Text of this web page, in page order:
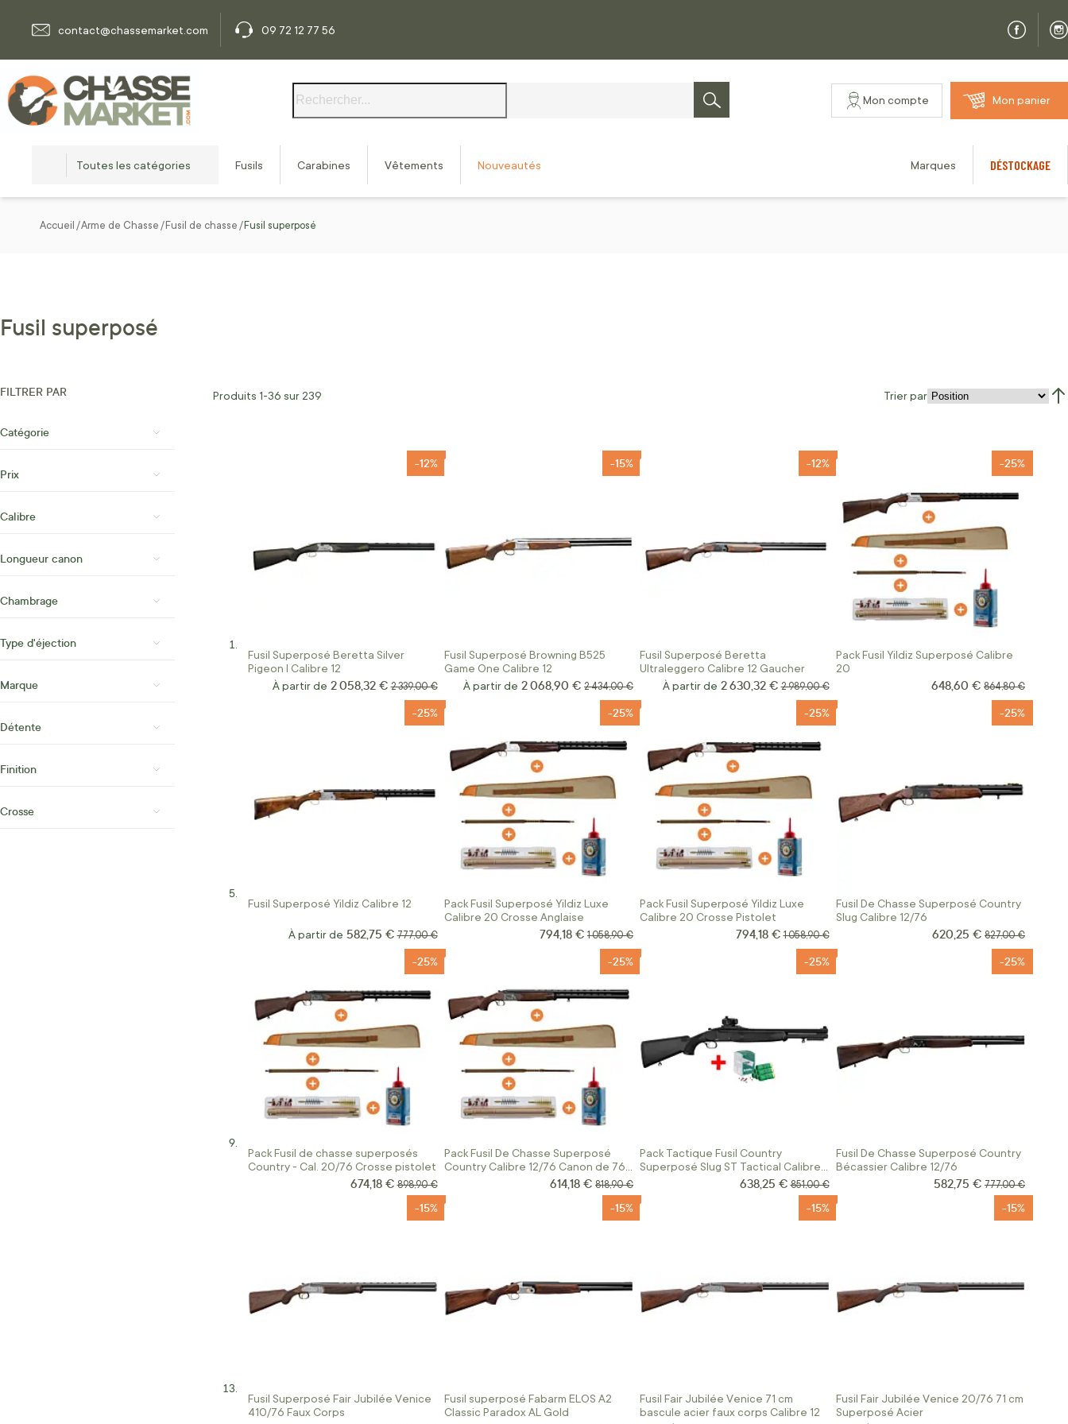
contact@chassemarket.com
09 72 12 77 56
Rechercher
Mon compte Mon panier
Toutes les catégories Fusils Carabines Vêtements Nouveautés Marques DÉSTOCKAGE
Accueil Arme de Chasse Fusil de chasse Fusil superposé
Fusil superposé
FILTRER PAR
Catégorie
Prix
Calibre
Longueur canon
Chambrage
Type d'éjection
Marque
Détente
Finition
Crosse
Produits 1-36 sur 239
Trier par
Fusil Superposé Beretta Silver
Pigeon I Calibre 12
-12%
À partir de 2 058,32 € Prix normal
2 339,00 €
Fusil Superposé Browning B525
Game One Calibre 12
-15%
À partir de 2 068,90 € Prix normal
2 434,00 €
Fusil Superposé Beretta
Ultraleggero Calibre 12 Gaucher
-12%
À partir de 2 630,32 € Prix normal
2 989,00 €
Pack Fusil Yildiz Superposé Calibre
20
-25%
Prix Spécial
648,60 € Prix normal
864,80 €
Fusil Superposé Yildiz Calibre 12
-25%
À partir de 582,75 € Prix normal
777,00 €
Pack Fusil Superposé Yildiz Luxe
Calibre 20 Crosse Anglaise
-25%
Prix Spécial
794,18 € Prix normal
1 058,90 €
Pack Fusil Superposé Yildiz Luxe
Calibre 20 Crosse Pistolet
-25%
Prix Spécial
794,18 € Prix normal
1 058,90 €
Fusil De Chasse Superposé Country
Slug Calibre 12/76
-25%
Prix Spécial
620,25 € Prix normal
827,00 €
Pack Fusil de chasse superposés
Country - Cal. 20/76 Crosse pistolet
-25%
Prix Spécial
674,18 € Prix normal
898,90 €
Pack Fusil De Chasse Superposé
Country Calibre 12/76 Canon de 76
-25%
Prix Spécial
614,18 € Prix normal
818,90 €
Pack Tactique Fusil Country
Superposé Slug ST Tactical Calibre
-25%
Prix Spécial
638,25 € Prix normal
851,00 €
Fusil De Chasse Superposé Country
Bécassier Calibre 12/76
-25%
Prix Spécial
582,75 € Prix normal
777,00 €
Fusil Superposé Fair Jubilée Venice
410/76 Faux Corps
-15%
Fusil superposé Fabarm ELOS A2
Classic Paradox AL Gold
-15%
Fusil Fair Jubilée Venice 71 cm
bascule acier faux corps Calibre 12
-15%
Fusil Fair Jubilée Venice 20/76 71 cm
Superposé Acier
-15%